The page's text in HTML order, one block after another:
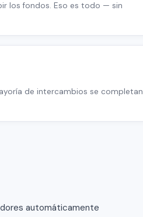
los fondos. Eso es todo — sin
de intercambios se completan
automáticamente